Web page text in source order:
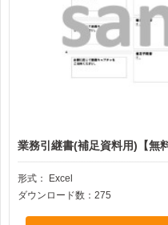
業務引継書(補足資料用)【無
形式：
Excel
ダウンロード数：275